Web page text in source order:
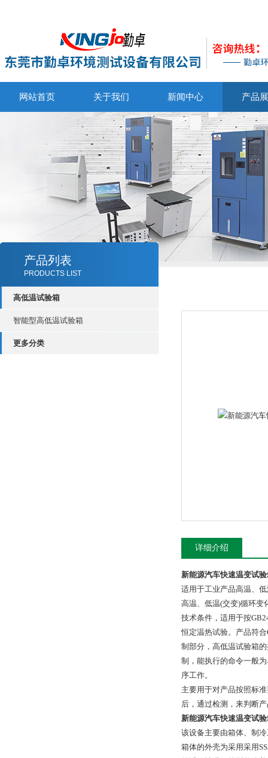
网站首页 关于我们 新闻中心 产品
产品列表
PRODUCTS LIST
高低温试验箱
智能型高低温试验箱
更多分类
详细介绍
新能源汽车快速温变试
适用于工业产品高温、
高温、低温(交变)循环变
技术条件，适用于按
恒定温热试验。产品符
制部分，高低温试验箱
制，能执行的命令一般
序工作。
主要用于对产品按照标
后，通过检测，来判断
新能源汽车快速温变试
该设备主要由箱体、制
箱体的外壳为采用采用